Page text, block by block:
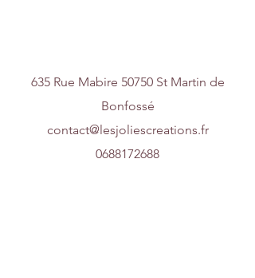
635 Rue Mabire 50750 St Martin de
Bonfossé
contact@lesjoliescreations.fr
0688172688